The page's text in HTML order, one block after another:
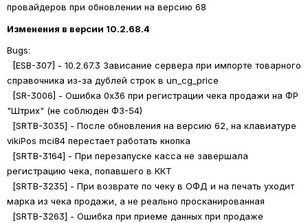
провайдеров при обновлении на версию 68
Изменения в версии 10.2.68.4
Bugs:
[ESB-307] - 10.2.67.3 Зависание сервера при импорте товарного
справочника из-за дублей строк в un_cg_price
[SR-3006] - Ошибка 0x36 при регистрации чека продажи на ФР
"Штрих" (не соблюдён ФЗ-54)
[SRTB-3035] - После обновления на версию 62, на клавиатуре
vikiPos mci84 перестает работать кнопка
[SRTB-3164] - При перезапуске касса не завершала
регистрацию чека, попавшего в ККТ
[SRTB-3235] - При возврате по чеку в ОФД и на печать уходит
марка из чека продажи, а не реально просканированная
[SRTB-3263] - Ошибка при приеме данных при продаже